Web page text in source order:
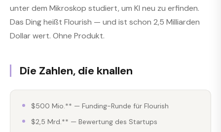
unter dem Mikroskop studiert, um KI neu zu erfinden.
Das Ding heißt Flourish — und ist schon 2,5 Milliarden
Dollar wert. Ohne Produkt.
Die Zahlen, die knallen
$500 Mio.** — Funding-Runde für Flourish
$2,5 Mrd.** — Bewertung des Startups